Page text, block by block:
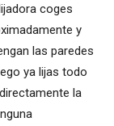
coges
y
las paredes
ya lijas todo
la